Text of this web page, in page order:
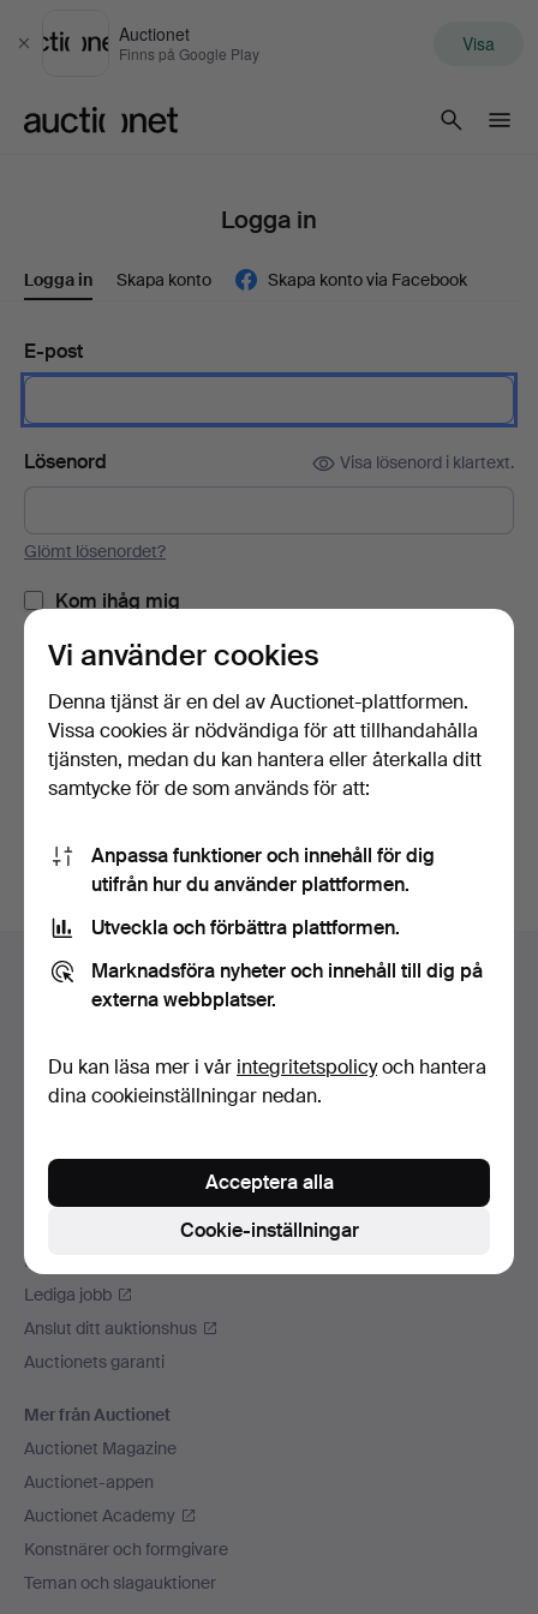
Stäng
Auctionet
Finns på Google Play Visa
Logga in
Logga in Skapa konto Skapa konto via Facebook
E-post
Lösenord Visa lösenord i klartext.
Glömt lösenordet?
Kom ihåg mig
Logga in
eller logga in via Facebook här
Sidfotsnavigation
Hjälp och kontakt
Kontakta support
Betalningsalternativ
Vi skickar med
Auctionet
Press
Lediga jobb
Anslut ditt auktionshus
Auctionets garanti
Mer från Auctionet
Auctionet Magazine
Auctionet-appen
Auctionet Academy
Konstnärer och formgivare
Teman och slagauktioner
Vi använder cookies
Denna tjänst är en del av Auctionet-plattformen.
Vissa cookies är nödvändiga för att tillhandahålla
tjänsten, medan du kan hantera eller återkalla ditt
samtycke för de som används för att:
Anpassa funktioner och innehåll för dig
utifrån hur du använder plattformen.
Utveckla och förbättra plattformen.
Marknadsföra nyheter och innehåll till dig på
externa webbplatser.
Du kan läsa mer i vår integritetspolicyoch hantera
dina cookieinställningar nedan.
Cookie-inställningar
Acceptera alla